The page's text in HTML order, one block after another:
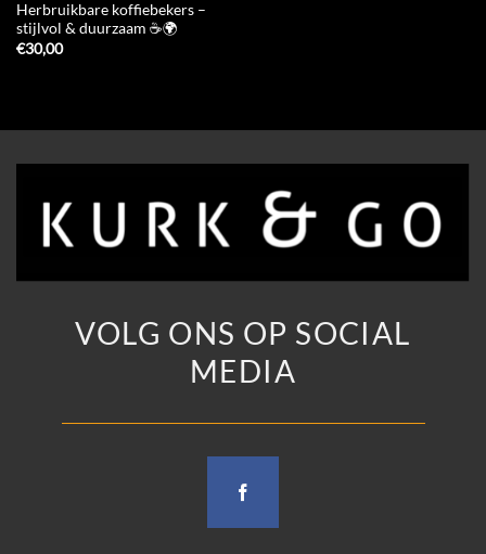
Herbruikbare koffiebekers –
stijlvol & duurzaam ☕🌍
€30,00
VOLG ONS OP SOCIAL
MEDIA